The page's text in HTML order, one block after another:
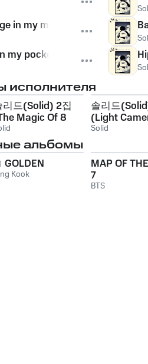
in my memory
my pocket
исполнителя
리드(Solid) 2집
Magic Of 8
솔리드
(Light
Action!)
Solid
альбомы
GOLDEN
Kook
MAP OF
7
BTS